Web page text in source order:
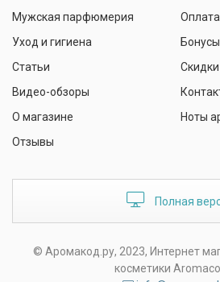
Мужская парфюмерия
Уход и гигиена
Статьи
Видео-обзоры
О магазине
Отзывы
Оплата
Бонусы
Скидки
Ноты
Полная
© Аромакод.ру, 2023, Интернет
косметики